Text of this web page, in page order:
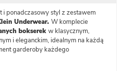
i ponadczasowy styl z zestawem
Underwear. W komplecie
bokserek w klasycznym,
i eleganckim, idealnym na każdą
garderoby każdego